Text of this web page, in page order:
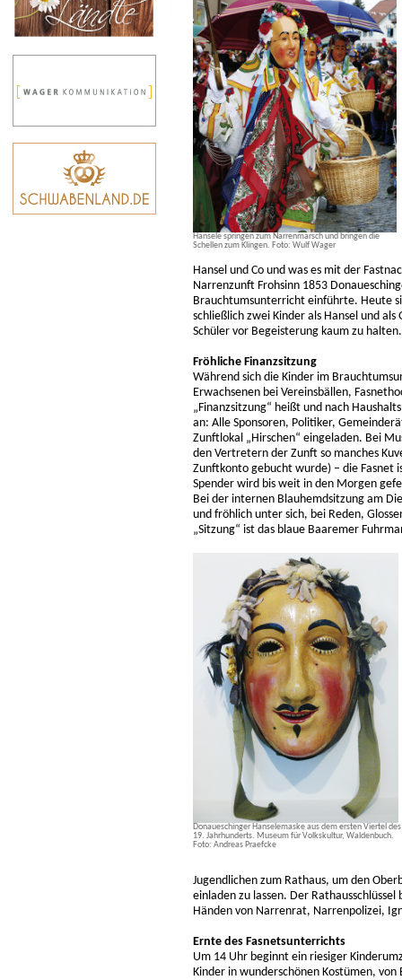
Hansele springen zum Narrenmarsch und bringen die
Schellen zum Klingen. Foto: Wulf Wager
Hansel und Co und was es mit der
Narrenzunft Frohsinn 1853
Brauchtumsunterricht einführte. Heute
schließlich zwei Kinder als Hansel und
Schüler vor Begeisterung kaum zu halten.
Fröhliche Finanzsitzung
Während sich die Kinder im
Erwachsenen bei Vereinsbällen,
„Finanzsitzung“ heißt und nach
an: Alle Sponsoren, Politiker,
Zunftlokal „Hirschen“ eingeladen. Bei
den Vertretern der Zunft so manches
Zunftkonto gebucht wurde) – die Fasnet
Spender wird bis weit in den Morgen
Bei der internen Blauhemdsitzung am
und fröhlich unter sich, bei Reden,
„Sitzung“ ist das blaue Baaremer
Donaueschinger Hanselemaske aus dem ersten Viertel des
19. Jahrhunderts. Museum für Volkskultur, Waldenbuch.
Foto: Andreas Praefcke
Jugendlichen zum Rathaus, um den
einladen zu lassen. Der
Händen von Narrenrat, Narrenpolizei,
Ernte des Fasnetsunterrichts
Um 14 Uhr beginnt ein riesiger
Kinder in wunderschönen Kostümen,